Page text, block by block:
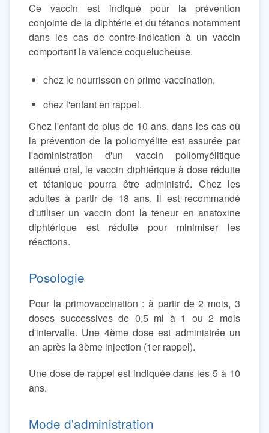
Ce vaccin est indiqué pour la prévention
conjointe de la diphtérie et du tétanos notamment
dans les cas de contre-indication à un vaccin
comportant la valence coquelucheuse.
chez le nourrisson en primo-vaccination,
chez l'enfant en rappel.
Chez l'enfant de plus de 10 ans, dans les cas où
la prévention de la poliomyélite est assurée par
l'administration d'un vaccin poliomyélitique
atténué oral, le vaccin diphtérique à dose réduite
et tétanique pourra être administré. Chez les
adultes à partir de 18 ans, il est recommandé
d'utiliser un vaccin dont la teneur en anatoxine
diphtérique est réduite pour minimiser les
réactions.
Posologie
Pour la primovaccination : à partir de 2 mois, 3
doses successives de 0,5 ml à 1 ou 2 mois
d'intervalle. Une 4ème dose est administrée un
an après la 3ème injection (1er rappel).
Une dose de rappel est indiquée dans les 5 à 10
ans.
Mode d'administration